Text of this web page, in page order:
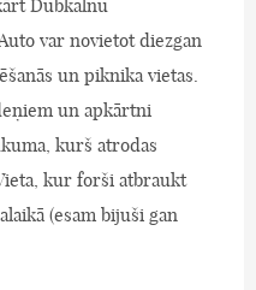
Dubkalnu
var novietot diezgan
un piknika vietas.
un apkārtni
kurš atrodas
kur forši atbraukt
(esam bijuši gan